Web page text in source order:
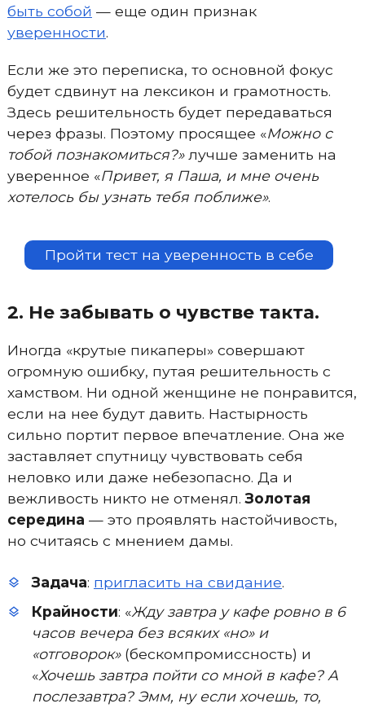
быть собой — еще один признак
уверенности.
Если же это переписка, то основной фокус
будет сдвинут на лексикон и грамотность.
Здесь решительность будет передаваться
через фразы. Поэтому просящее «Можно с
тобой познакомиться?»лучше заменить на
уверенное «Привет, я Паша, и мне очень
хотелось бы узнать тебя поближе».
Пройти тест на уверенность в себе
2. Не забывать о чувстве такта.
Иногда «крутые пикаперы» совершают
огромную ошибку, путая решительность с
хамством. Ни одной женщине не понравится,
если на нее будут давить. Настырность
сильно портит первое впечатление. Она же
заставляет спутницу чувствовать себя
неловко или даже небезопасно. Да и
вежливость никто не отменял.Золотая
середина — это проявлять настойчивость,
но считаясь с мнением дамы.
Задача: пригласить на свидание.
Крайности: «Жду завтра у кафе ровно в 6
часов вечера без всяких «но» и
«отговорок»(бескомпромиссность) и
«Хочешь завтра пойти со мной в кафе? А
послезавтра? Эмм, ну если хочешь, то,